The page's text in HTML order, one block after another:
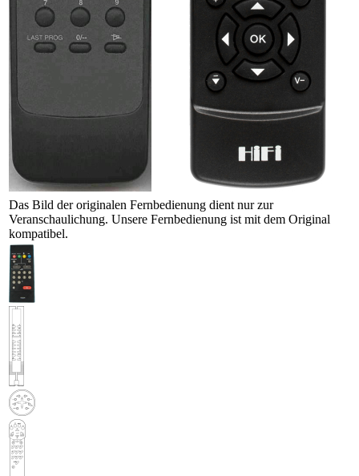
Das Bild der originalen Fernbedienung dient nur zur
Veranschaulichung. Unsere Fernbedienung ist mit dem Original
kompatibel.